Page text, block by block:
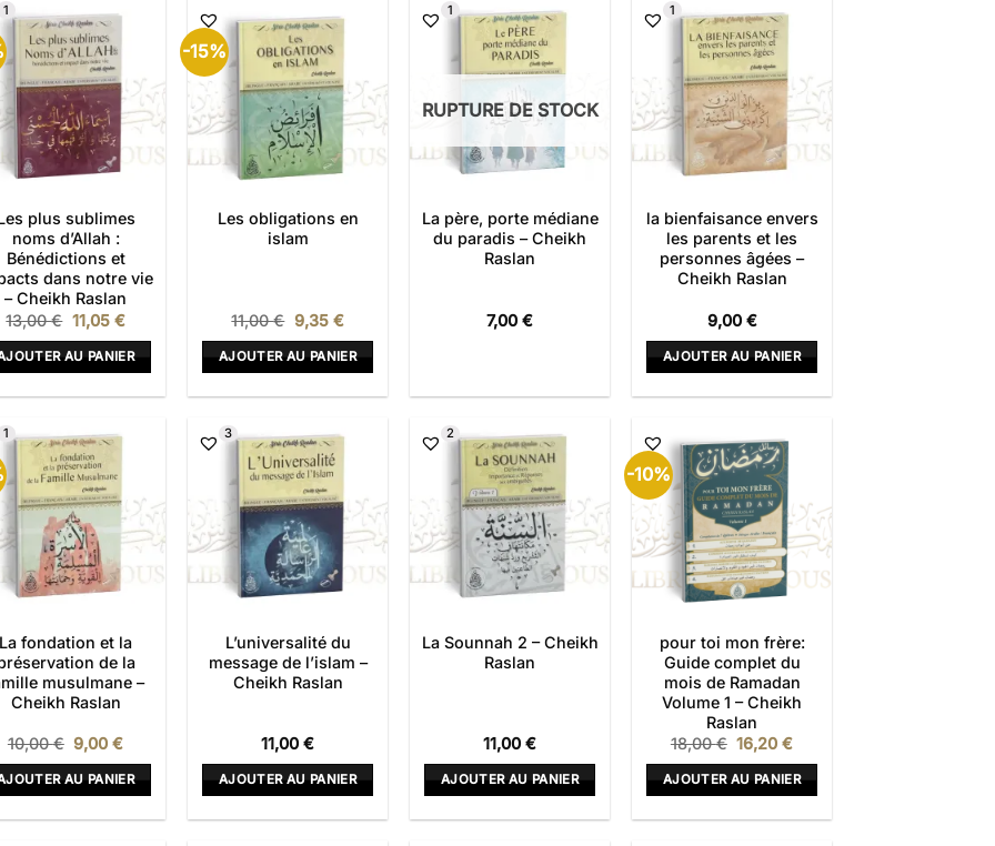
1
plus sublimes
noms d’Allah :
Bénédictions et
dans notre vie
– Cheikh Raslan
13,00€ Le
prix
initial
était :
11,05 €Le
actuel
est :
AU PANIER
-15%
Les obligations en
islam
11,00€ Le
prix
initial
était :
9,35 €Le
actuel
est :
AJOUTER AU PANIER
1
RUPTURE DE STOCK
La père, porte médiane
du paradis – Cheikh
Raslan
7,00 €
1
la bienfaisance envers
les parents et les
personnes âgées –
Cheikh Raslan
9,00 €
AJOUTER AU PANIER
1
La fondation et la
de la
musulmane –
Cheikh Raslan
10,00€ Le
prix
initial
était :
9,00€Le
actuel
est :
AU PANIER
3
L’universalité du
message de l’islam –
Cheikh Raslan
11,00 €
AJOUTER AU PANIER
2
La Sounnah 2 – Cheikh
Raslan
11,00 €
AJOUTER AU PANIER
-10%
pour toi mon frère:
Guide complet du
mois de Ramadan
Volume 1 – Cheikh
Raslan
18,00€ Le
prix
initial
était :
16,20€Le
actuel
est :
AJOUTER AU PANIER